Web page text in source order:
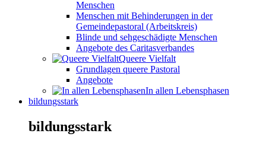
Menschen
Menschen mit Behinderungen in der
Gemeindepastoral (Arbeitskreis)
Blinde und sehgeschädigte Menschen
Angebote des Caritasverbandes
Queere Vielfalt
Grundlagen queere Pastoral
Angebote
In allen Lebensphasen
bildungsstark
bildungsstark